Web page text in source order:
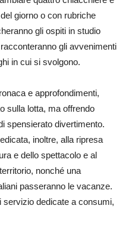
giorno o con rubriche
gli ospiti in studio
gli avvenimenti
in cui si svolgono.
e approfondimenti,
sulla lotta, ma offrendo
spensierato divertimento.
inoltre, alla ripresa
e dello spettacolo e al
nonché una
passeranno le vacanze.
servizio dedicate a consumi,